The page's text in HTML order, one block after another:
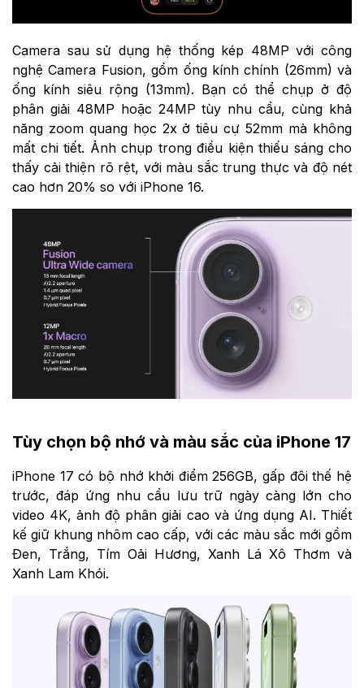
Camera sau sử dụng hệ thống kép 48MP với công
nghệ Camera Fusion, gồm ống kính chính (26mm) và
ống kính siêu rộng (13mm). Bạn có thể chụp ở độ
phân giải 48MP hoặc 24MP tùy nhu cầu, cùng khả
năng zoom quang học 2x ở tiêu cự 52mm mà không
mất chi tiết. Ảnh chụp trong điều kiện thiếu sáng cho
thấy cải thiện rõ rệt, với màu sắc trung thực và độ nét
cao hơn 20% so với iPhone 16.
Tùy chọn bộ nhớ và màu sắc của iPhone 17
iPhone 17 có bộ nhớ khởi điểm 256GB, gấp đôi thế hệ
trước, đáp ứng nhu cầu lưu trữ ngày càng lớn cho
video 4K, ảnh độ phân giải cao và ứng dụng AI. Thiết
kế giữ khung nhôm cao cấp, với các màu sắc mới gồm
Đen, Trắng, Tím Oải Hương, Xanh Lá Xô Thơm và
Xanh Lam Khói.